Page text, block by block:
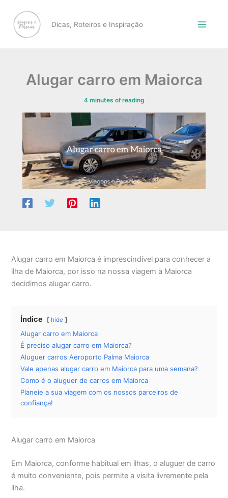
content
Dicas, Roteiros e Inspiração
Alugar carro em Maiorca
4 minutes of reading
Alugar carro em Maiorca é imprescindível para conhecer a
ilha de Maiorca, por isso na nossa viagem à Maiorca
decidimos alugar carro.
Índice hide
Alugar carro em Maiorca
É preciso alugar carro em Maiorca?
Aluguer carros Aeroporto Palma Maiorca
Vale apenas alugar carro em Maiorca para uma semana?
Como é o aluguer de carros em Maiorca
Planeie a sua viagem com os nossos parceiros de
confiança!
Alugar carro em Maiorca
Em Maiorca, conforme habitual em ilhas, o aluguer de carro
é muito conveniente, pois permite a visita livremente pela
ilha.